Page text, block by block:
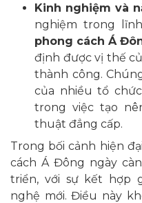
Kinh nghiệm và
nghiệm trong
phong cách Á
định được vị thế
thành công.
của nhiều tổ
trong việc tạo
thuật đẳng cấp.
Trong bối cảnh hiện
cách Á Đông ngày
triển, với sự kết hợp
nghệ mới. Điều này